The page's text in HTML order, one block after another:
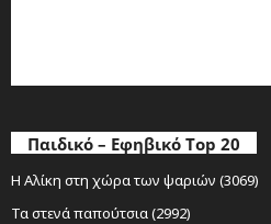
Παιδικό – Εφηβικό Top 20
Η Αλίκη στη χώρα των ψαριών (3069)
Τα στενά παπούτσια (2992)